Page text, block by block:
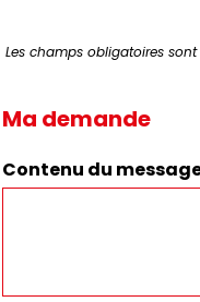
Les champs obligatoires
Ma demande
Contenu du